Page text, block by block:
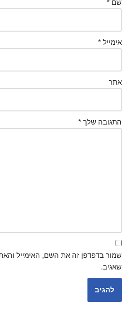
שם *
אימייל *
אתר
התגובה שלך *
שמור בדפדפן זה את השם, האימייל
שאגיב.